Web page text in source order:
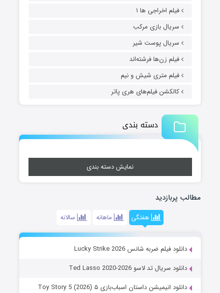
فیلم اخراجی ها ۱
سریال بازی مرکب
سریال پوست شیر
فیلم زن‌ها فرشته‌اند
فیلم متری شیش و نیم
کالکشن فیلم‌های هری پاتر
دسته بندی
نمایش دسته بندی
مطالب پربازدید
هفتگی ماهانه سالانه
دانلود فیلم ضربه شانس Lucky Strike 2026
دانلود سریال تد لاسو Ted Lasso 2020-2026
دانلود انیمیشن داستان اسباب‌بازی ۵ Toy Story 5 (2026)